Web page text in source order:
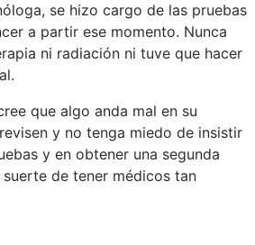
se hizo cargo de las pruebas
a partir ese momento. Nunca
ni radiación ni tuve que hacer
que algo anda mal en su
y no tenga miedo de insistir
y en obtener una segunda
de tener médicos tan